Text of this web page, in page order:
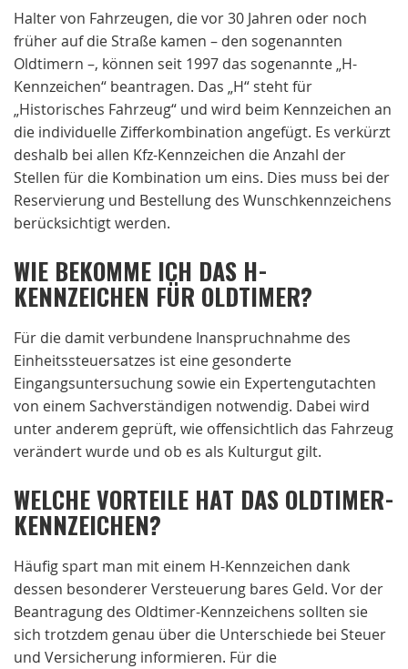
Halter von Fahrzeugen, die vor 30 Jahren oder noch
früher auf die Straße kamen – den sogenannten
Oldtimern –, können seit 1997 das sogenannte „H-
Kennzeichen“ beantragen. Das „H“ steht für
„Historisches Fahrzeug“ und wird beim Kennzeichen an
die individuelle Zifferkombination angefügt. Es verkürzt
deshalb bei allen Kfz-Kennzeichen die Anzahl der
Stellen für die Kombination um eins. Dies muss bei der
Reservierung und Bestellung des Wunschkennzeichens
berücksichtigt werden.
WIE BEKOMME ICH DAS H-
KENNZEICHEN FÜR OLDTIMER?
Für die damit verbundene Inanspruchnahme des
Einheitssteuersatzes ist eine gesonderte
Eingangsuntersuchung sowie ein Expertengutachten
von einem Sachverständigen notwendig. Dabei wird
unter anderem geprüft, wie offensichtlich das Fahrzeug
verändert wurde und ob es als Kulturgut gilt.
WELCHE VORTEILE HAT DAS OLDTIMER-
KENNZEICHEN?
Häufig spart man mit einem H-Kennzeichen dank
dessen besonderer Versteuerung bares Geld. Vor der
Beantragung des Oldtimer-Kennzeichens sollten sie
sich trotzdem genau über die Unterschiede bei Steuer
und Versicherung informieren. Für die